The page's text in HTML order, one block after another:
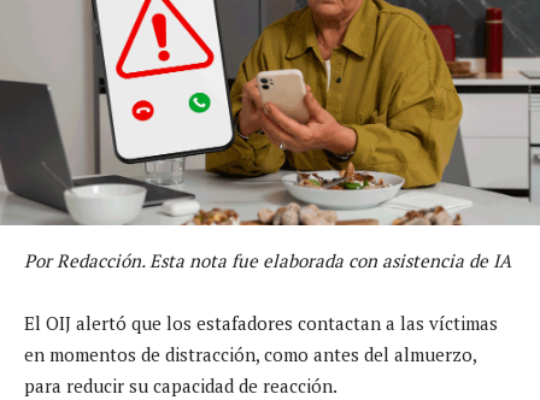
Por Redacción. Esta nota fue elaborada con asistencia de IA
El OIJ alertó que los estafadores contactan a las víctimas
en momentos de distracción, como antes del almuerzo,
para reducir su capacidad de reacción.